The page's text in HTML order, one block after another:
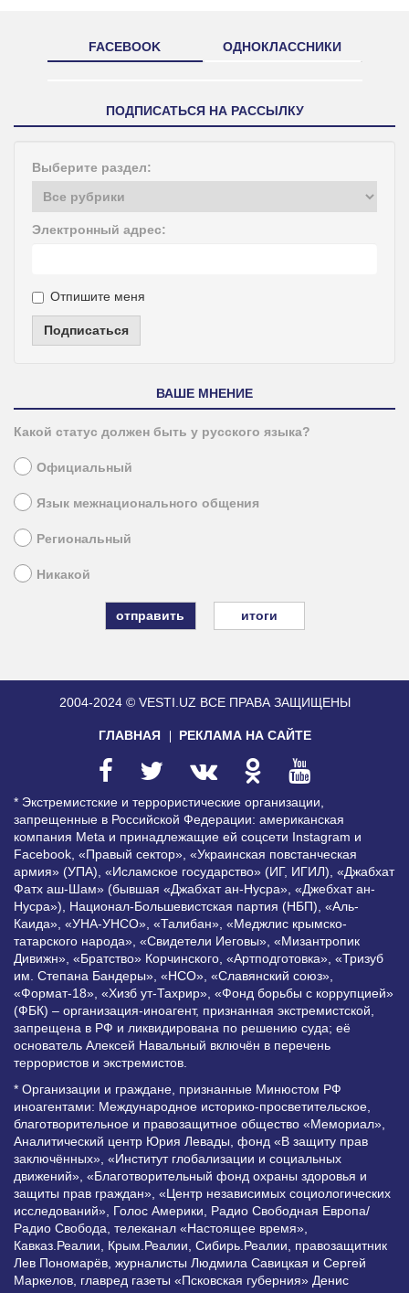
FACEBOOK ОДНОКЛАССНИКИ
ПОДПИСАТЬСЯ НА РАССЫЛКУ
Выберите раздел:
Электронный адрес:
Отпишите меня
Подписаться
ВАШЕ МНЕНИЕ
Какой статус должен быть у русского языка?
Официальный
Язык межнационального общения
Региональный
Никакой
итоги
2004-2024 © VESTI.UZ ВСЕ ПРАВА ЗАЩИЩЕНЫ
ГЛАВНАЯ РЕКЛАМА НА САЙТЕ
* Экстремистские и террористические организации,
запрещенные в Российской Федерации: американская
компания Meta и принадлежащие ей соцсети Instagram и
Facebook, «Правый сектор», «Украинская повстанческая
армия» (УПА), «Исламское государство» (ИГ, ИГИЛ), «Джабхат
Фатх аш-Шам» (бывшая «Джабхат ан-Нусра», «Джебхат ан-
Нусра»), Национал-Большевистская партия (НБП), «Аль-
Каида», «УНА-УНСО», «Талибан», «Меджлис крымско-
татарского народа», «Свидетели Иеговы», «Мизантропик
Дивижн», «Братство» Корчинского, «Артподготовка», «Тризуб
им. Степана Бандеры», «НСО», «Славянский союз»,
«Формат-18», «Хизб ут-Тахрир», «Фонд борьбы с коррупцией»
(ФБК) – организация-иноагент, признанная экстремистской,
запрещена в РФ и ликвидирована по решению суда; её
основатель Алексей Навальный включён в перечень
террористов и экстремистов.
* Организации и граждане, признанные Минюстом РФ
иноагентами: Международное историко-просветительское,
благотворительное и правозащитное общество «Мемориал»,
Аналитический центр Юрия Левады, фонд «В защиту прав
заключённых», «Институт глобализации и социальных
движений», «Благотворительный фонд охраны здоровья и
защиты прав граждан», «Центр независимых социологических
исследований», Голос Америки, Радио Свободная Европа/
Радио Свобода, телеканал «Настоящее время»,
Кавказ.Реалии, Крым.Реалии, Сибирь.Реалии, правозащитник
Лев Пономарёв, журналисты Людмила Савицкая и Сергей
Маркелов, главред газеты «Псковская губерния» Денис